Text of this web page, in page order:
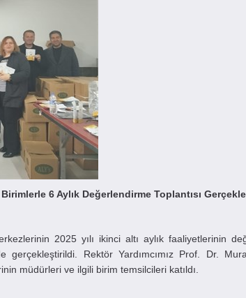
6 Aylık Değerlendirme Toplantısı
2025 yılı ikinci altı aylık faaliyetlerinin
gerçekleştirildi. Rektör Yardımcımız Prof. Dr.
müdürleri ve ilgili birim temsilcileri katıldı.